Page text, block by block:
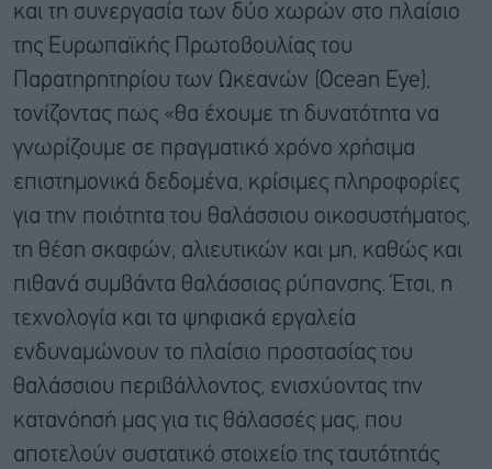
και τη συνεργασία των δύο χωρών στο πλαίσιο
της Ευρωπαϊκής Πρωτοβουλίας του
Παρατηρητηρίου των Ωκεανών (Ocean Eye),
τονίζοντας πως «θα έχουμε τη δυνατότητα να
γνωρίζουμε σε πραγματικό χρόνο χρήσιμα
επιστημονικά δεδομένα, κρίσιμες πληροφορίες
για την ποιότητα του θαλάσσιου οικοσυστήματος,
τη θέση σκαφών, αλιευτικών και μη, καθώς και
πιθανά συμβάντα θαλάσσιας ρύπανσης. Έτσι, η
τεχνολογία και τα ψηφιακά εργαλεία
ενδυναμώνουν το πλαίσιο προστασίας του
θαλάσσιου περιβάλλοντος, ενισχύοντας την
κατανόησή μας για τις θάλασσές μας, που
αποτελούν συστατικό στοιχείο της ταυτότητάς